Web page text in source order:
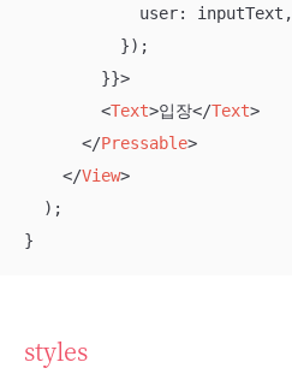
            user: inputText,
          });
        }}>
<Text>입장</Text>
</Pressable>
</View>
  );
}
styles